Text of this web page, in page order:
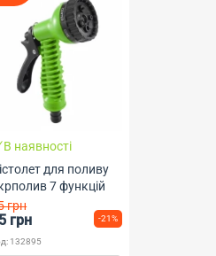
В наявності
для поливу
7 функцій
грн
грн -21%
132895